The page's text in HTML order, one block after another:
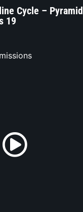
Cycle – Pyramid
19